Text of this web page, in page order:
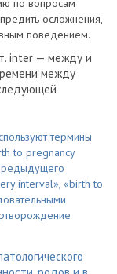
по вопросам
осложнения,
поведением.
inter — между и
между
термины
to pregnancy
interval», «birth to